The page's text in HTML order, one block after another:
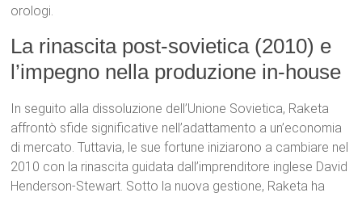
orologi.
La rinascita post-sovietica (2010) e
l’impegno nella produzione in-house
In seguito alla dissoluzione dell’Unione Sovietica, Raketa
affrontò sfide significative nell’adattamento a un’economia
di mercato. Tuttavia, le sue fortune iniziarono a cambiare nel
2010 con la rinascita guidata dall’imprenditore inglese David
Henderson-Stewart. Sotto la nuova gestione, Raketa ha